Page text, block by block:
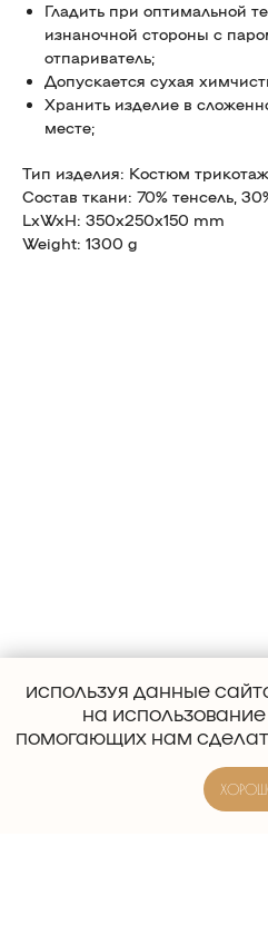
ИСПОЛЬЗУЯ ДАННЫЕ
НА ИСПОЛЬЗОВАНИЕ
ПОМОГАЮЩИХ НАМ
Гладить при оптимальной
изнаночной стороны с
отпариватель;
Допускается сухая
Хранить изделие в
месте;
Тип изделия: Костюм
Состав ткани: 70% тенсель,
LxWxH: 350x250x150 mm
Weight: 1300 g